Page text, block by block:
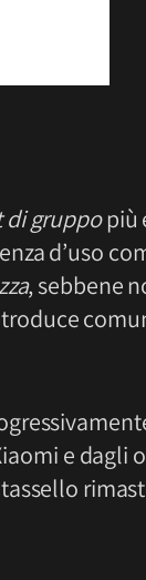
di gruppopiù
d’uso
, sebbene
e dagli